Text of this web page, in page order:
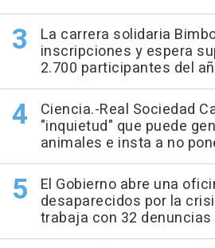
La carrera solidaria
inscripciones y espera
2.700 participantes del
Ciencia.-Real Sociedad
"inquietud" que puede
animales e insta a no
El Gobierno abre una
desaparecidos por la
trabaja con 32